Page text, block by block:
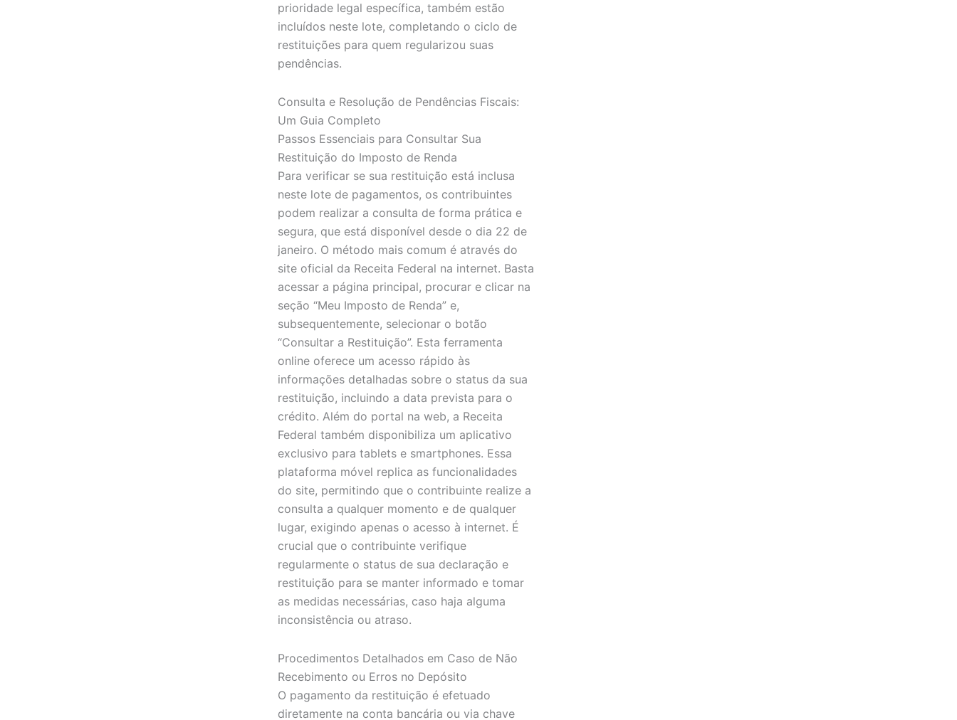
prioridade legal específica, também estão
incluídos neste lote, completando o ciclo de
restituições para quem regularizou suas
pendências.
Consulta e Resolução de Pendências Fiscais:
Um Guia Completo
Passos Essenciais para Consultar Sua
Restituição do Imposto de Renda
Para verificar se sua restituição está inclusa
neste lote de pagamentos, os contribuintes
podem realizar a consulta de forma prática e
segura, que está disponível desde o dia 22 de
janeiro. O método mais comum é através do
site oficial da Receita Federal na internet. Basta
acessar a página principal, procurar e clicar na
seção “Meu Imposto de Renda” e,
subsequentemente, selecionar o botão
“Consultar a Restituição”. Esta ferramenta
online oferece um acesso rápido às
informações detalhadas sobre o status da sua
restituição, incluindo a data prevista para o
crédito. Além do portal na web, a Receita
Federal também disponibiliza um aplicativo
exclusivo para tablets e smartphones. Essa
plataforma móvel replica as funcionalidades
do site, permitindo que o contribuinte realize a
consulta a qualquer momento e de qualquer
lugar, exigindo apenas o acesso à internet. É
crucial que o contribuinte verifique
regularmente o status de sua declaração e
restituição para se manter informado e tomar
as medidas necessárias, caso haja alguma
inconsistência ou atraso.
Procedimentos Detalhados em Caso de Não
Recebimento ou Erros no Depósito
O pagamento da restituição é efetuado
diretamente na conta bancária ou via chave